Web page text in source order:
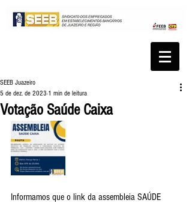
Votação Saúde Caixa
SEEB Juazeiro
5 de dez. de 2023 1 min de leitura
Informamos que o link da assembleia SAÚDE